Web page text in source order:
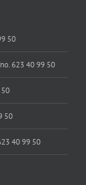
50
623 40 99 50
50
50
40 99 50